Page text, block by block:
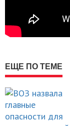
ЕЩЕ ПО ТЕМЕ